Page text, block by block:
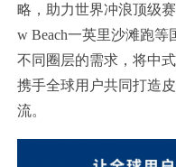
略，助力世界冲浪顶级
w Beach一英里沙滩跑
不同圈层的需求，将中
携手全球用户共同打造
流。